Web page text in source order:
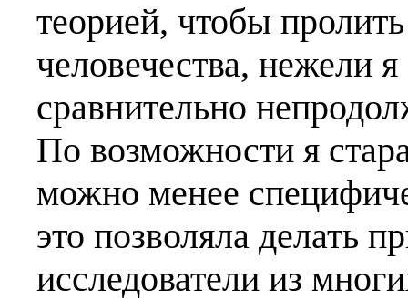
теорией, чтобы
человечества, нежели я
сравнительно
По возможности я
можно менее
это позволяла делать
исследователи из